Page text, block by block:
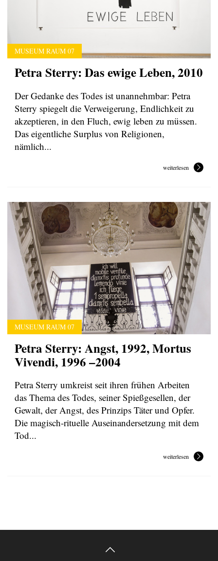
MUSEUM RAUM 07
Petra Sterry: Das ewige Leben, 2010
Der Gedanke des Todes ist unannehmbar: Petra
Sterry spiegelt die Verweigerung, Endlichkeit zu
akzeptieren, in den Fluch, ewig leben zu müssen.
Das eigentliche Surplus von Religionen,
nämlich...
weiterlesen
MUSEUM RAUM 07
Petra Sterry: Angst, 1992, Mortus
Vivendi, 1996 –2004
Petra Sterry umkreist seit ihren frühen Arbeiten
das Thema des Todes, seiner Spießgesellen, der
Gewalt, der Angst, des Prinzips Täter und Opfer.
Die magisch-rituelle Auseinandersetzung mit dem
Tod...
weiterlesen